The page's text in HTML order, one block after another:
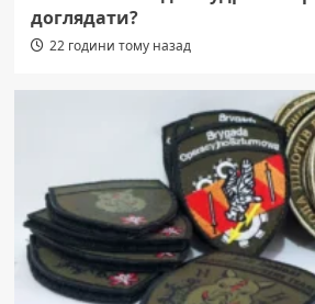
доглядати?
22 години тому назад